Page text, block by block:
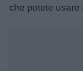
che potete usare